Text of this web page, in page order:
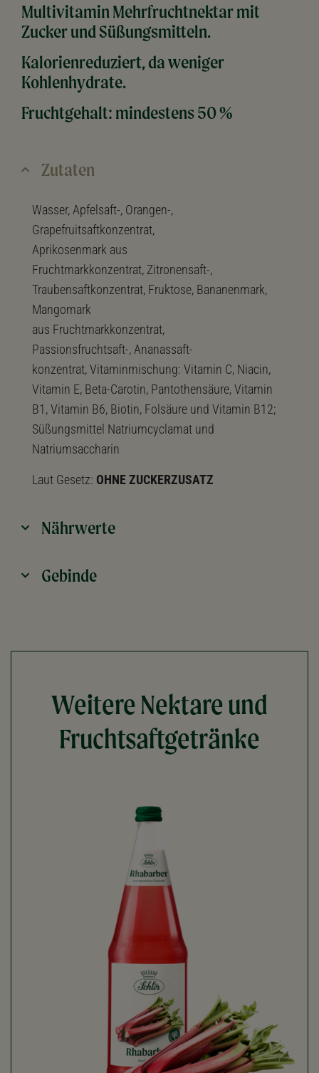
Multivitamin Mehrfruchtnektar mit
Zucker und Süßungsmitteln.
Kalorienreduziert, da weniger
Kohlenhydrate.
Fruchtgehalt: mindestens 50 %
Zutaten
Wasser, Apfelsaft-, Orangen-,
Grapefruitsaftkonzentrat,
Aprikosenmark aus
Fruchtmarkkonzentrat, Zitronensaft-,
Traubensaftkonzentrat, Fruktose, Bananenmark,
Mangomark
aus Fruchtmarkkonzentrat,
Passionsfruchtsaft-, Ananassaft-
konzentrat, Vitaminmischung: Vitamin C, Niacin,
Vitamin E, Beta-Carotin, Pantothensäure, Vitamin
B1, Vitamin B6, Biotin, Folsäure und Vitamin B12;
Süßungsmittel Natriumcyclamat und
Natriumsaccharin
Laut Gesetz: OHNE ZUCKERZUSATZ
Nährwerte
Gebinde
Weitere Nektare und
Fruchtsaftgetränke